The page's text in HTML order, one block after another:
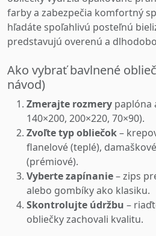
farby a zabezpečia komfortný
hľadáte spoľahlivú posteľnú
predstavujú overenú a
Ako vybrať bavlnené
návod)
Zmerajte rozmery paplóna
140×200, 200×220, 70×90).
Zvoľte typ obliečok–
flanelové (teplé),
(prémiové).
Vyberte zapínanie– zips
alebo gombíky ako klasiku.
Skontrolujte údržbu –
obliečky zachovali kvalitu.